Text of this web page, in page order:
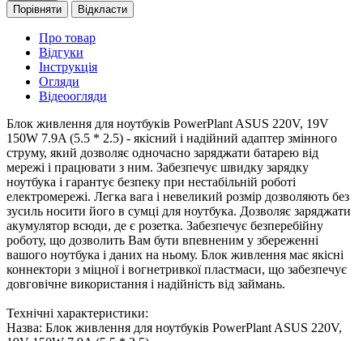
Порівняти
Відкласти
Про товар
Відгуки
Інструкція
Огляди
Відеоогляди
Блок живлення для ноутбуків PowerPlant ASUS 220V, 19V
150W 7.9A (5.5 * 2.5) - якісний і надійний адаптер змінного
струму, який дозволяє одночасно заряджати батарею від
мережі і працювати з ним. Забезпечує швидку зарядку
ноутбука і гарантує безпеку при нестабільній роботі
електромережі. Легка вага і невеликий розмір дозволяють без
зусиль носити його в сумці для ноутбука. Дозволяє заряджати
акумулятор всюди, де є розетка. Забезпечує безперебійну
роботу, що дозволить Вам бути впевненим у збереженні
вашого ноутбука і даних на ньому. Блок живлення має якісні
коннектори з міцної і вогнетривкої пластмаси, що забезпечує
довговічне використання і надійність від займань.
Технічні характеристики:
Назва: Блок живлення для ноутбуків PowerPlant ASUS 220V,